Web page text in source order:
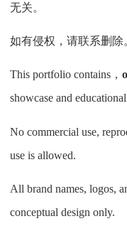
无关。
如有侵权，请联系删除
This portfolio contains，
showcase and
No commercial use,
use is allowed.
All brand names, logos,
conceptual design only.